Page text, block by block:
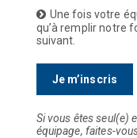
Une fois votre
qu’à remplir notre
suivant.
Je m’inscris
Si vous êtes seul(e)
équipage, faites-